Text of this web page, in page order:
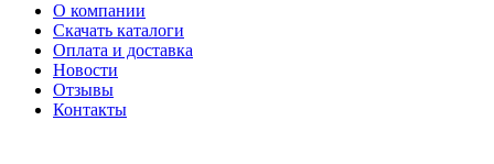
О компании
Скачать каталоги
Оплата и доставка
Новости
Отзывы
Контакты